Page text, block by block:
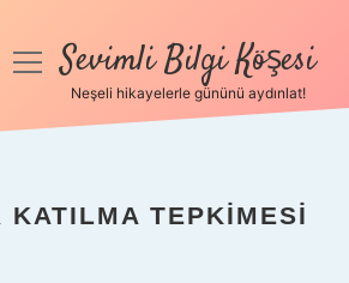
menüyüSevimli Bilgi Köşesi
Neşeli hikayelerle gününü aydınlat!
KATILMA TEPKIMESI